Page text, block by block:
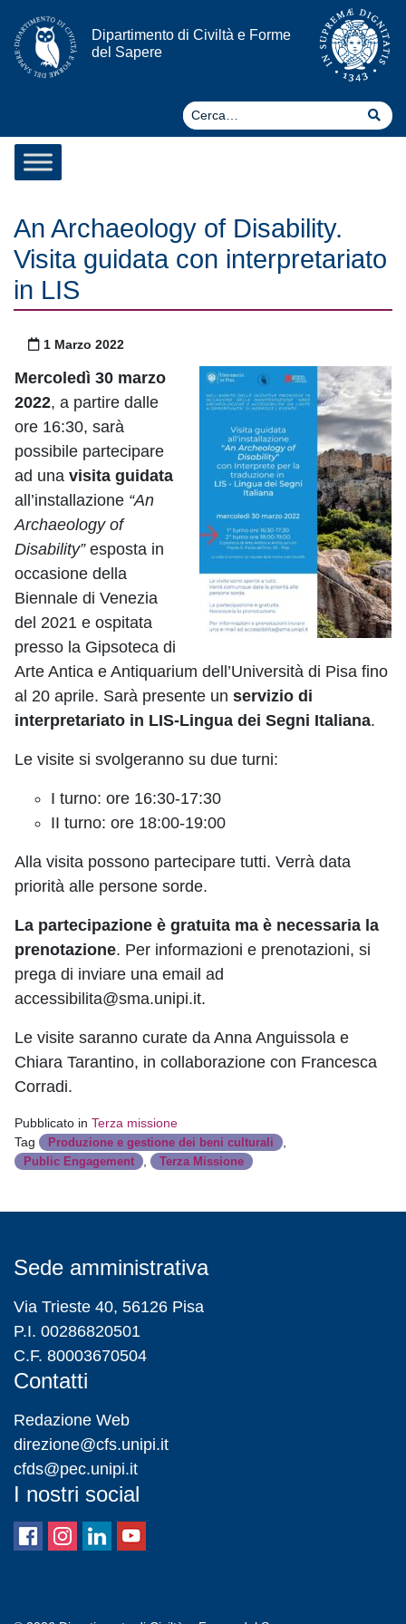
Vai al contenuto
Dipartimento di Civiltà e Forme
del Sapere
An Archaeology of Disability.
Visita guidata con interpretariato
in LIS
Pubblicato il
1 Marzo 2022
Mercoledì 30 marzo
2022, a partire dalle
ore 16:30, sarà
possibile partecipare
ad una visita guidata
all’installazione “An
Archaeology of
Disability”esposta in
occasione della
Biennale di Venezia
del 2021 e ospitata
presso la Gipsoteca di
Arte Antica e Antiquarium dell’Università di Pisa fino
al 20 aprile. Sarà presente un servizio di
interpretariato in LIS-Lingua dei Segni Italiana.
Le visite si svolgeranno su due turni:
I turno: ore 16:30-17:30
II turno: ore 18:00-19:00
Alla visita possono partecipare tutti. Verrà data
priorità alle persone sorde.
La partecipazione è gratuita ma è necessaria la
prenotazione. Per informazioni e prenotazioni, si
prega di inviare una email ad
accessibilita@sma.unipi.it.
Le visite saranno curate da Anna Anguissola e
Chiara Tarantino, in collaborazione con Francesca
Corradi.
Pubblicato in Terza missione
Tag
Produzione e gestione dei beni culturali
Public Engagement Terza Missione
Sede amministrativa
Via Trieste 40, 56126 Pisa
P.I. 00286820501
C.F. 80003670504
Contatti
Redazione Web
direzione@cfs.unipi.it
cfds@pec.unipi.it
I nostri social